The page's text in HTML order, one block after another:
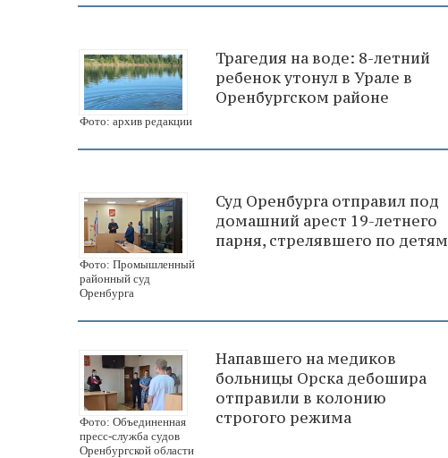
Фото: архив редакции
Трагедия на воде: 8-летний
ребенок утонул в Урале в
Оренбургском районе
Фото: Промышленный
районный суд
Оренбурга
Суд Оренбурга отправил под
домашний арест 19-летнего
парня, стрелявшего по детям
Фото: Объединенная
пресс-служба судов
Оренбургской области
Напавшего на медиков
больницы Орска дебошира
отправили в колонию
строгого режима